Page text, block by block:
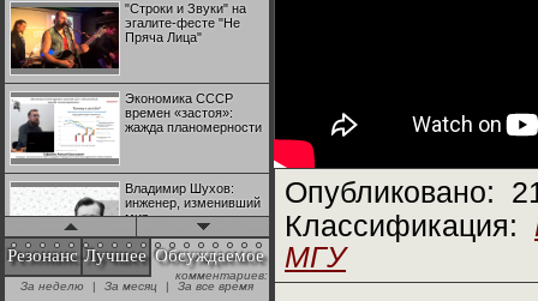
"Строки и Звуки" на
эгалите-фесте "Не
Пряча Лица"
Экономика СССР
времен «застоя»:
жажда планомерности
Владимир Шухов:
инженер, изменивший
мир
"Аркадий Коц" на
эгалите-фесте "Не
Резонанс Лучшее Обсуждаемое
комментариев:
За неделю
| За месяц | За все время
Опубликовано:
Классификация:
МГУ